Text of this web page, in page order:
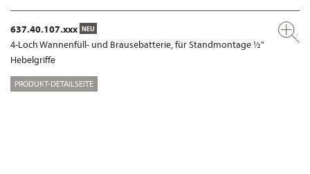
637.40.107.xxx NEU
4-Loch Wannenfüll- und Brausebatterie, für Standmontage ½"
Hebelgriffe
PRODUKT-DETAILSEITE